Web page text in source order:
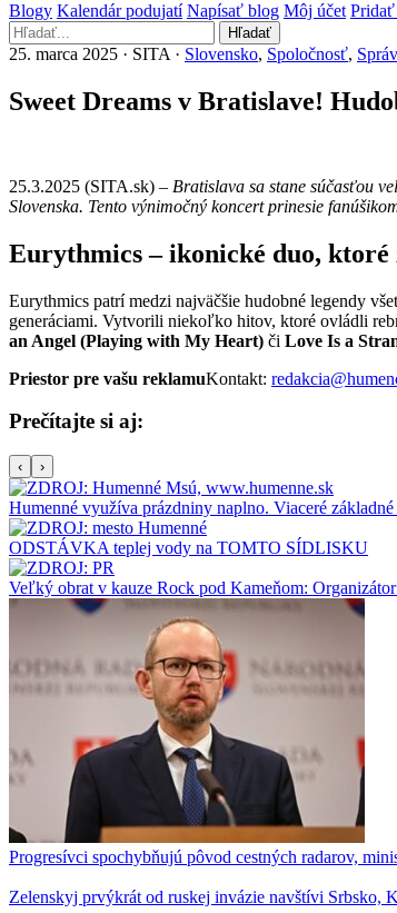
Blogy Kalendár podujatí Napísať blog Môj účet Pridať
Hľadať
25. marca 2025 · SITA · Slovensko, Spoločnosť,
Sweet Dreams v Bratislave!
25.3.2025 (SITA.sk) – Bratislava sa stane súčasťou
Slovenska. Tento výnimočný koncert prinesie
Eurythmics – ikonické duo, ktoré
Eurythmics patrí medzi najväčšie hudobné legendy
generáciami. Vytvorili niekoľko hitov, ktoré ovládli
an Angel (Playing with My Heart) či Love Is a
Priestor pre vašu reklamuKontakt:
Prečítajte si aj:
‹ ›
Humenné využíva prázdniny naplno. Viaceré
ODSTÁVKA teplej vody na TOMTO SÍDLISKU
Veľký obrat v kauze Rock pod Kameňom:
Progresívci spochybňujú pôvod cestných radarov,
Zelenskyj prvýkrát od ruskej invázie navštívi Srbsko,